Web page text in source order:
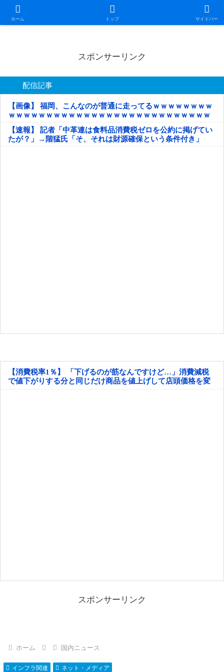
ホーム トップ サイドバー
日本第一！ニュース録
スポンサーリンク
配信記事
【画像】 福岡、こんなのが普通に走ってるｗｗｗｗｗｗｗｗ
ｗｗｗｗｗｗｗｗｗｗｗｗｗｗｗｗｗｗｗｗｗｗｗｗｗｗｗ
ｗｗｗｗｗ
【速報】 記者「中革連は食料品消費税ゼロを公約に掲げてい
たが？」→階猛氏「そ、それは財源確保という条件付き」
【消費税率1％】 「下げるのが筋なんですけど…」消費減税
で値下がりする分と同じだけ商品を値上げして店頭価格を変
えない店も
スポンサーリンク
ホーム 国内ニュース
インフラ関連 ネット・メディア